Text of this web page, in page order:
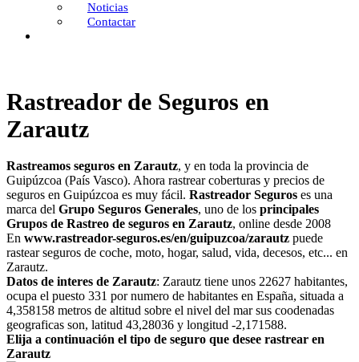
Noticias
Contactar
Rastreador de Seguros en
Zarautz
Rastreamos seguros en Zarautz, y en toda la provincia de
Guipúzcoa (País Vasco). Ahora rastrear coberturas y precios de
seguros en Guipúzcoa es muy fácil. Rastreador Seguros es una
marca del Grupo Seguros Generales, uno de los principales
Grupos de Rastreo de seguros en Zarautz, online desde 2008
En www.rastreador-seguros.es/en/guipuzcoa/zarautz puede
rastear seguros de coche, moto, hogar, salud, vida, decesos, etc... en
Zarautz.
Datos de interes de Zarautz: Zarautz tiene unos 22627 habitantes,
ocupa el puesto 331 por numero de habitantes en España, situada a
4,358158 metros de altitud sobre el nivel del mar sus coodenadas
geograficas son, latitud 43,28036 y longitud -2,171588.
Elija a continuación el tipo de seguro que desee rastrear en
Zarautz